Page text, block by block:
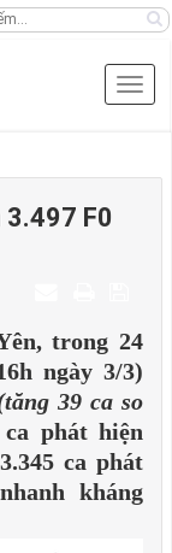
3.497 F0
trong 24
ngày 3/3)
39 ca so
phát hiện
ca phát
kháng